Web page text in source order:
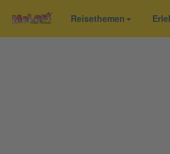
Reisethemen